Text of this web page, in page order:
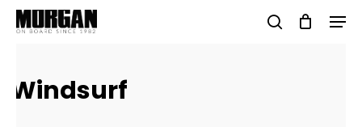
Skip
content
Windsurf